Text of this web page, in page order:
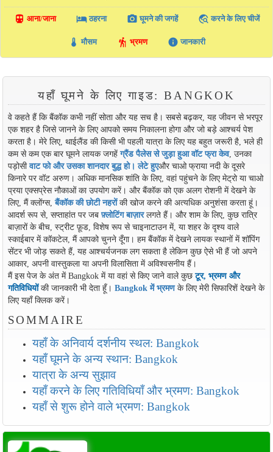
directions_transit आना/जाना local_hotelठहरना photo_camera घूमने की जगहें travel_explore करने के लिए चीजें
thermostat मौसम hiking भ्रमण info जानकारी
यहाँ घूमने के लिए गाइड: BANGKOK
वे कहते हैं कि बैंकॉक कभी नहीं सोता और यह सच है। सबसे बढ़कर, यह जीवन से भरपूर
एक शहर है जिसे जानने के लिए आपको समय निकालना होगा और जो बड़े आश्चर्य पेश
करता है। मेरे लिए, थाईलैंड की किसी भी पहली यात्रा के लिए यह बहुत जरूरी है, भले ही
कम से कम एक बार घूमने लायक जगहेंग्रैंड पैलेस से जुड़ा हुआ वॉट फ्रा केव, उनका
पड़ोसीवाट फो और उसका शानदार बुद्ध हो। लेटे हुएऔर चाओ फ्राया नदी के दूसरे
किनारे पर वॉट अरुण। अधिक मानसिक शांति के लिए, वहां पहुंचने के लिए मेट्रो या चाओ
प्रया एक्सप्रेस नौकाओं का उपयोग करें। और बैंकॉक को एक अलग रोशनी में देखने के
लिए, मैं क्लोंग्स,बैंकॉक की छोटी नहरोंकी खोज करने की अत्यधिक अनुशंसा करता हूं।
आदर्श रूप से, सप्ताहांत पर जबफ़्लोटिंग बाज़ारलगते हैं। और शाम के लिए, कुछ रात्रि
बाज़ारों के बीच, स्ट्रीट फ़ूड, विशेष रूप से चाइनाटाउन में, या शहर के दृश्य वाले
स्काईबार में कॉकटेल, मैं आपको चुनने दूँगा। हम बैंकॉक में देखने लायक स्थानों में शॉपिंग
सेंटर भी जोड़ सकते हैं, यह आश्चर्यजनक लग सकता है लेकिन कुछ ऐसे भी हैं जो अपने
आकार, अपनी वास्तुकला या अपनी विलासिता में अविश्वसनीय हैं।
मैं इस पेज के अंत में Bangkok में या वहां से किए जाने वाले कुछटूर, भ्रमण और
गतिविधियोंकी जानकारी भी देता हूँ। Bangkok में भ्रमणके लिए मेरी सिफारिशें देखने के
लिए यहाँ क्लिक करें।
SOMMAIRE
यहाँ के अनिवार्य दर्शनीय स्थल: Bangkok
यहाँ घूमने के अन्य स्थान: Bangkok
यात्रा के अन्य सुझाव
यहाँ करने के लिए गतिविधियाँ और भ्रमण: Bangkok
यहाँ से शुरू होने वाले भ्रमण: Bangkok